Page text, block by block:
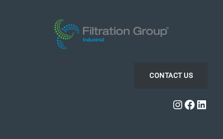
CONTACT US